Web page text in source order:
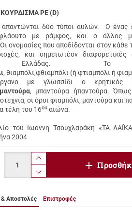
ΡΕ (D)
δύο τύποι αυλών. O ένας
με ράμφος, και ο άλλος
Oι ονομασίες που αποδίδονται στον κάθε
και σημειωτέον διαφορετικές
Eλλάδας. Το
, θιαμπόλι,φθιαμπόλι (ή φτιαμπόλι ή
με γλωσσίδι ο κρητικός
μαντούρα, μπαντούρα ήπαντούρα. Όπως
οι όροι φιαμπόλι, μαντούρα και
τέλη του 16ου αιώνα.
του Ιωάννη Τσουχλαράκη «ΤΑ
2004
Αποστολές Επιστροφές